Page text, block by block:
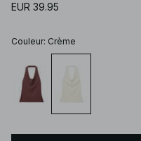
EUR 39.95
Couleur: Crème